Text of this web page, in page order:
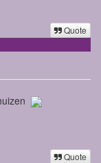
Quote
Quote